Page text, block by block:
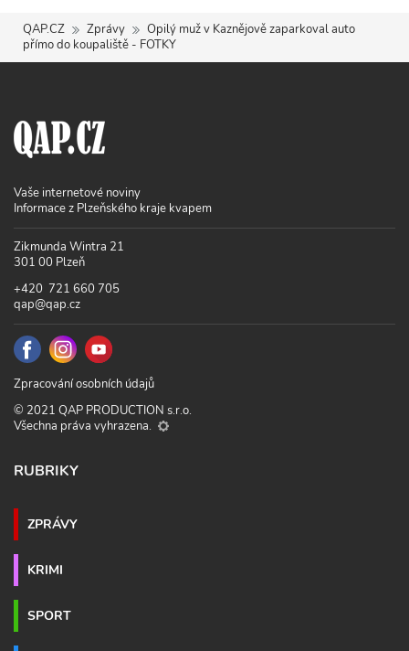
QAP.CZ Zprávy
Opilý muž v Kaznějově zaparkoval auto
přímo do koupaliště - FOTKY
Vaše internetové noviny
Informace z Plzeňského kraje kvapem
Zikmunda Wintra 21
301 00 Plzeň
+420 721 660 705
qap@qap.cz
Zpracování osobních údajů
© 2021 QAP PRODUCTION s.r.o.
Všechna práva vyhrazena.
RUBRIKY
ZPRÁVY
KRIMI
SPORT